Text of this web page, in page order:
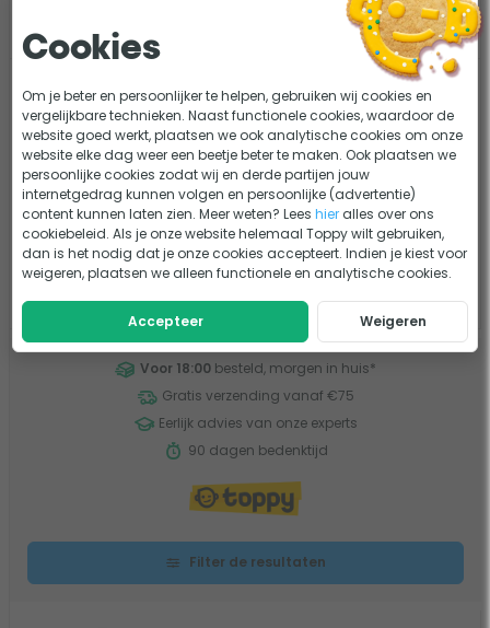
Vergelijk
Eurom Heat Plug-in elektrische
kachel
1 beoordeling
Vermogen: 500 W
Bereik: 12 m2
Warmte niet regelbaar
Binnenkort leverbaar
17,95
13,46
Voor 18:00 besteld, morgen in huis*
Gratis verzending vanaf €75
Eerlijk advies van onze experts
90 dagen bedenktijd
Filter de resultaten
Cookies
Om je beter en persoonlijker te helpen, gebruiken wij cookies en
vergelijkbare technieken. Naast functionele cookies, waardoor de
website goed werkt, plaatsen we ook analytische cookies om onze
website elke dag weer een beetje beter te maken. Ook plaatsen we
persoonlijke cookies zodat wij en derde partijen jouw
internetgedrag kunnen volgen en persoonlijke (advertentie)
content kunnen laten zien. Meer weten? Leeshier alles over ons
cookiebeleid. Als je onze website helemaal Toppy wilt gebruiken,
dan is het nodig dat je onze cookies accepteert. Indien je kiest voor
weigeren, plaatsen we alleen functionele en analytische cookies.
Accepteer Weigeren